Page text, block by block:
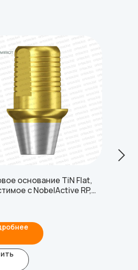
основание TiN Flat,
с NobelActive RP,
Lenmiriot CC